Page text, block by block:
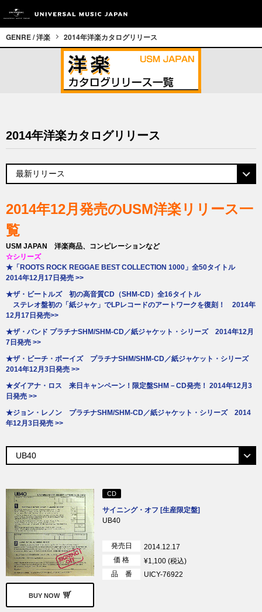
GENRE / 洋楽 2014年洋楽カタログリリース
2014年洋楽カタログリリース
2014年12月発売のUSM洋楽リリース一
覧
USM JAPAN 洋楽商品、コンピレーションなど
☆シリーズ
★「ROOTS ROCK REGGAE BEST COLLECTION 1000」全50タイトル
2014年12月17日発売 >>
★ザ・ビートルズ 初の高音質CD（SHM-CD）全16タイトル
ステレオ盤初の「紙ジャケ」でLPレコードのアートワークを復刻！ 2014年
12月17日発売>>
★ザ・バンド プラチナSHM/SHM-CD／紙ジャケット・シリーズ 2014年12月
7日発売 >>
★ザ・ビーチ・ボーイズ プラチナSHM/SHM-CD／紙ジャケット・シリーズ
2014年12月3日発売 >>
★ダイアナ・ロス 来日キャンペーン！限定盤SHM－CD発売！ 2014年12月3
日発売 >>
★ジョン・レノン プラチナSHM/SHM-CD／紙ジャケット・シリーズ 2014
年12月3日発売 >>
BUY NOW
CD
サイニング・オフ [生産限定盤]
UB40
発売日
2014.12.17
価 格
¥1,100 (税込)
品 番
UICY-76922